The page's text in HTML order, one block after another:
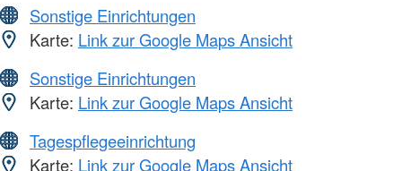
Sonstige Einrichtungen
Karte: Link zur Google Maps Ansicht
Sonstige Einrichtungen
Karte: Link zur Google Maps Ansicht
Tagespflegeeinrichtung
Karte: Link zur Google Maps Ansicht